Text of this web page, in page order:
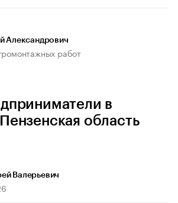
Александрович
работ
в
область
Валерьевич